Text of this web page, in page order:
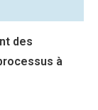
des
à